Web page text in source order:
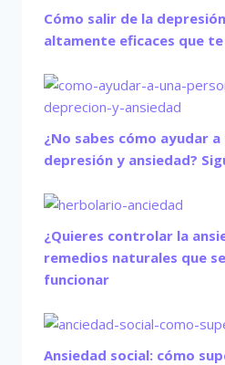
Cómo salir de la
altamente eficaces que
¿No sabes cómo ayudar
depresión y ansiedad?
¿Quieres controlar la
remedios naturales que
funcionar
Ansiedad social: cómo